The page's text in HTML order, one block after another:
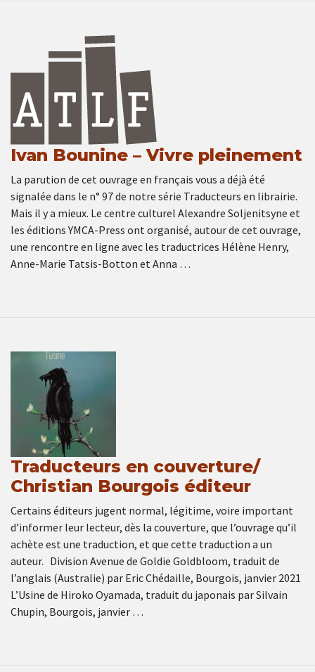
Ivan Bounine – Vivre pleinement
La parution de cet ouvrage en français vous a déjà été
signalée dans le n° 97 de notre série Traducteurs en librairie.
Mais il y a mieux. Le centre culturel Alexandre Soljenitsyne et
les éditions YMCA-Press ont organisé, autour de cet ouvrage,
une rencontre en ligne avec les traductrices Hélène Henry,
Anne-Marie Tatsis-Botton et Anna …
Traducteurs en couverture/
Christian Bourgois éditeur
Certains éditeurs jugent normal, légitime, voire important
d’informer leur lecteur, dès la couverture, que l’ouvrage qu’il
achète est une traduction, et que cette traduction a un
auteur. Division Avenue de Goldie Goldbloom, traduit de
l’anglais (Australie) par Eric Chédaille, Bourgois, janvier 2021
L’Usine de Hiroko Oyamada, traduit du japonais par Silvain
Chupin, Bourgois, janvier …